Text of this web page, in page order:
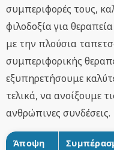
συμπεριφορές τους,
φιλοδοξία για
με την πλούσια
συμπεριφορικής
εξυπηρετήσουμε
τελικά, να ανοίξουμε
ανθρώπινες συνδέσεις.
Άποψη